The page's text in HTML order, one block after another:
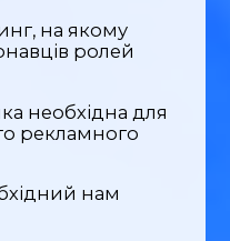
на якому
ролей
необхідна для
рекламного
нам